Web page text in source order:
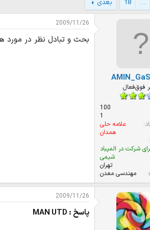
ی
…
18 بعدی
فوق‌فعال
100
1
علامه حلی
همدان
شرکت در المپباد
شیمی
تهران
مهندسی معدن
2009/11/26
بحث و تبادل نظر در مورد
2009/11/26
پاسخ : MAN UTD